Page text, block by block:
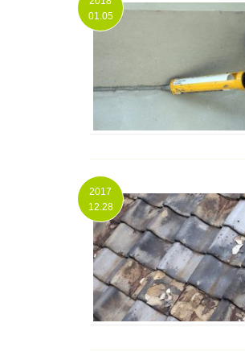
01.05
2017
12.28